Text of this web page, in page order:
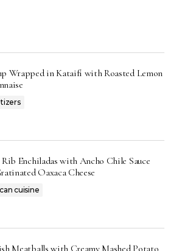
Wrapped in Kataifi with Roasted Lemon
Enchiladas with Ancho Chile Sauce
Oaxaca Cheese
cuisine